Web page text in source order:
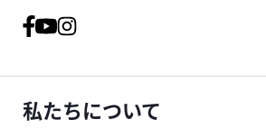
私たちについて